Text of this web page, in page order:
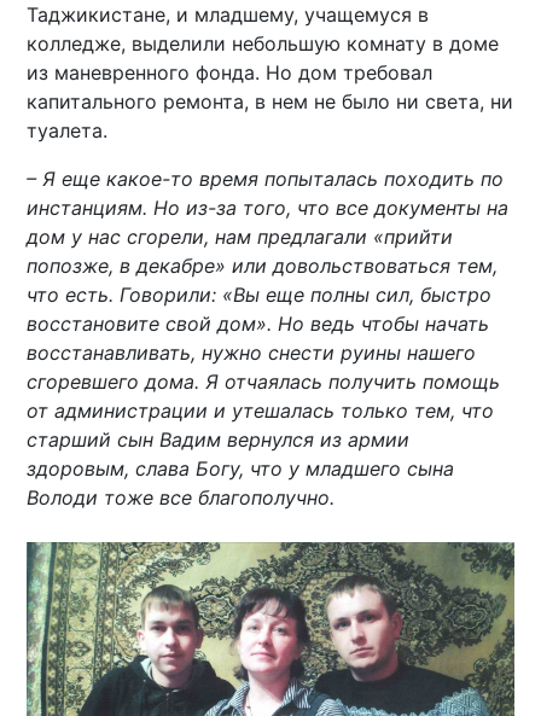
Таджикистане, и младшему, учащемуся в
колледже, выделили небольшую комнату в доме
из маневренного фонда. Но дом требовал
капитального ремонта, в нем не было ни света, ни
туалета.
– Я еще какое-то время попыталась походить по
инстанциям. Но из-за того, что все документы на
дом у нас сгорели, нам предлагали «прийти
попозже, в декабре» или довольствоваться тем,
что есть. Говорили: «Вы еще полны сил, быстро
восстановите свой дом». Но ведь чтобы начать
восстанавливать, нужно снести руины нашего
сгоревшего дома. Я отчаялась получить помощь
от администрации и утешалась только тем, что
старший сын Вадим вернулся из армии
здоровым, слава Богу, что у младшего сына
Володи тоже все благополучно.